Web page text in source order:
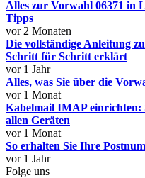
Alles zur Vorwahl 06371 in
Tipps
vor 2 Monaten
Die vollständige Anleitung
Schritt für Schritt erklärt
vor 1 Jahr
Alles, was Sie über die
vor 1 Monat
Kabelmail IMAP einrichten:
allen Geräten
vor 1 Monat
So erhalten Sie Ihre
vor 1 Jahr
Folge uns